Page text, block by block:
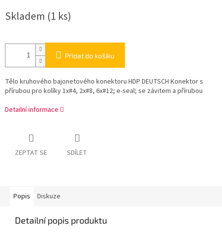
cena:
Skladem (1 ks)
Přidat do košíku
Tělo kruhového bajonetového konektoru HDP DEUTSCH Konektor s
přírubou pro kolíky 1x#4, 2x#8, 6x#12; e-seal; se závitem a přírubou
Detailní informace
ZEPTAT SE SDÍLET
Popis Diskuze
Detailní popis produktu